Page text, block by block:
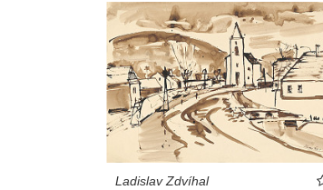
Ladislav Zdvíhal